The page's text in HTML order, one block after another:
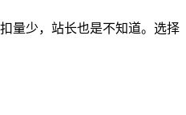
量少，站长也是不知道。选择